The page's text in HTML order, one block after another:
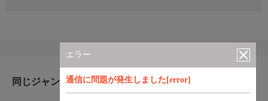
エラー
通信に問題が発生しました[error]
同じジャンルのおすすめ番組